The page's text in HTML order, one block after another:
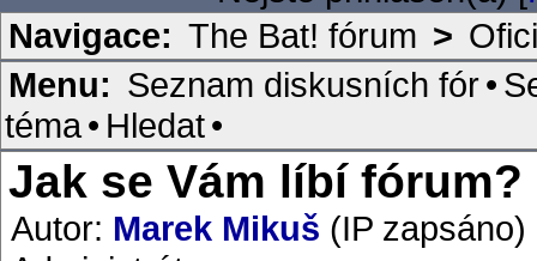
Navigace: The Bat! fórum >
Menu: Seznam diskusních fór•
téma• Hledat•
Jak se Vám líbí fórum?
Autor: Marek Mikuš (IP zapsáno)